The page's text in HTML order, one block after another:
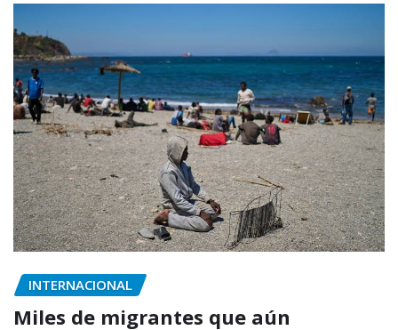
INTERNACIONAL
Miles de migrantes que aún